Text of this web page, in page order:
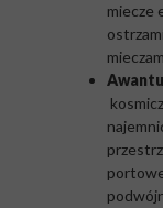
miecze